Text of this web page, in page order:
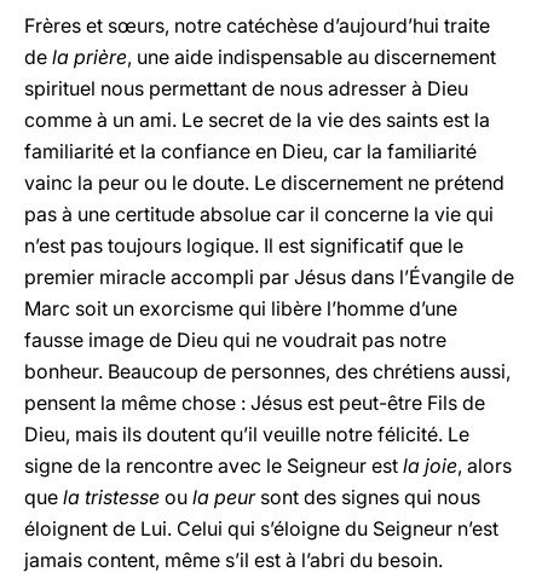
Frères et sœurs, notre catéchèse d’aujourd’hui traite
de la prière, une aide indispensable au discernement
spirituel nous permettant de nous adresser à Dieu
comme à un ami. Le secret de la vie des saints est la
familiarité et la confiance en Dieu, car la familiarité
vainc la peur ou le doute. Le discernement ne prétend
pas à une certitude absolue car il concerne la vie qui
n’est pas toujours logique. Il est significatif que le
premier miracle accompli par Jésus dans l’Évangile de
Marc soit un exorcisme qui libère l’homme d’une
fausse image de Dieu qui ne voudrait pas notre
bonheur. Beaucoup de personnes, des chrétiens aussi,
pensent la même chose : Jésus est peut-être Fils de
Dieu, mais ils doutent qu’il veuille notre félicité. Le
signe de la rencontre avec le Seigneur est la joie, alors
que la tristesse ou la peursont des signes qui nous
éloignent de Lui. Celui qui s’éloigne du Seigneur n’est
jamais content, même s’il est à l’abri du besoin.